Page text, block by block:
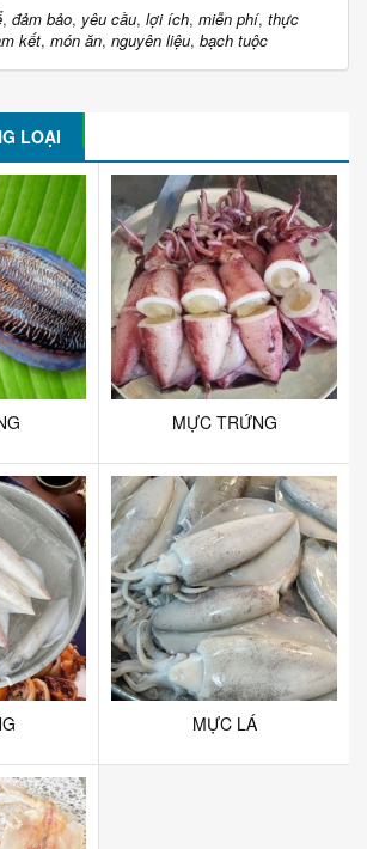
, đảm bảo, yêu cầu, lợi ích, miễn phí, thực
kết, món ăn, nguyên liệu, bạch tuộc
LOẠI
MỰC TRỨNG
MỰC LÁ